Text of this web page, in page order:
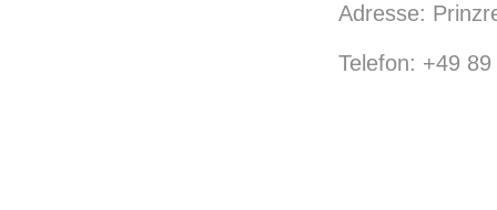
Adresse:
Telefon: +49